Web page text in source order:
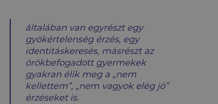
általában van egyrészt egy
gyökértelenség érzés, egy
identitáskeresés, másrészt az
örökbefogadott gyermekek
gyakran élik meg a „nem
kellettem”, „nem vagyok elég jó”
érzéseket is.